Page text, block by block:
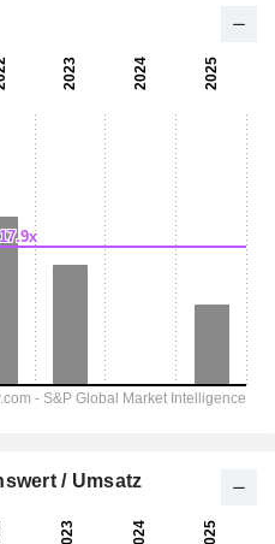
/ Umsatz